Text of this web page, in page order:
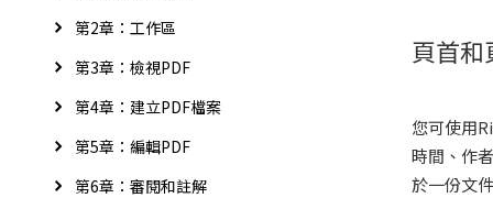
第2章：工作區
第3章：檢視PDF
第4章：建立PDF檔案
第5章：編輯PDF
第6章：審閱和註解
頁首和
您可使用
時間、作
於一份文